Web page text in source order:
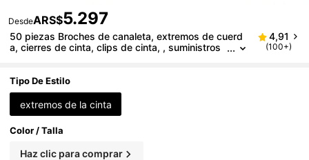
DesdeARS$5.297
50 piezas Broches de canaleta, extremos de cuerd
a, cierres de cinta, clips de cinta, , suministros
4,91
(100+)
Tipo De Estilo
extremos de la cinta
Color / Talla
Haz clic para comprar